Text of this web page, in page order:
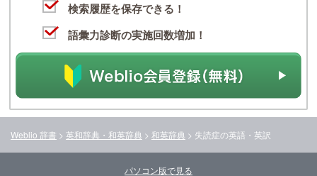
検索履歴を保存できる！
語彙力診断の実施回数増加！
Weblio 辞書 > 英和辞典・和英辞典 > 和英辞典 > 失読症の英語・英訳
パソコン版で見る